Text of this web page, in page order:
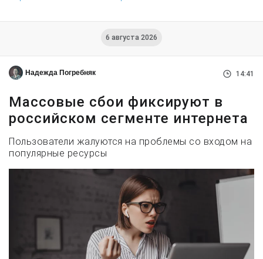
6 августа 2026
Надежда Погребняк 14:41
Массовые сбои фиксируют в
российском сегменте интернета
Пользователи жалуются на проблемы со входом на
популярные ресурсы